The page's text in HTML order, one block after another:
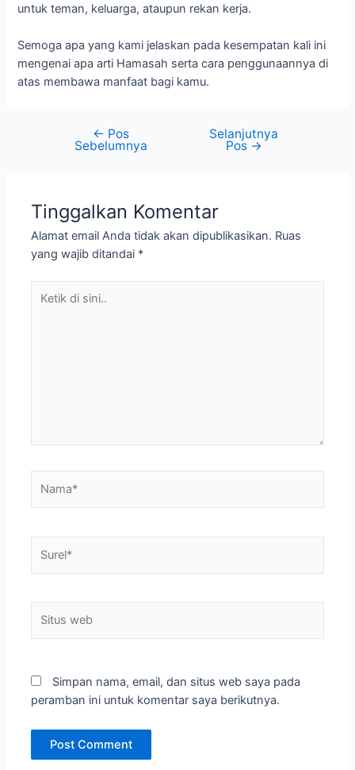
untuk teman, keluarga, ataupun rekan kerja.
Semoga apa yang kami jelaskan pada kesempatan kali ini
mengenai apa arti Hamasah serta cara penggunaannya di
atas membawa manfaat bagi kamu.
← Pos
Sebelumnya
Selanjutnya
Pos →
Tinggalkan Komentar
Alamat email Anda tidak akan dipublikasikan. Ruas
yang wajib ditandai *
web
Simpan nama, email, dan situs web saya pada
peramban ini untuk komentar saya berikutnya.